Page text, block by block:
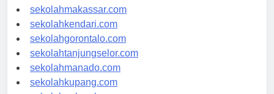
sekolahpalu.com
sekolahmakassar.com
sekolahkendari.com
sekolahgorontalo.com
sekolahtanjungselor.com
sekolahmanado.com